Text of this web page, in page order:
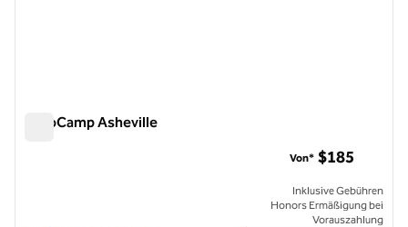
AutoCamp Asheville
Von* $185
Inklusive Gebühren
Honors Ermäßigung bei
Vorauszahlung